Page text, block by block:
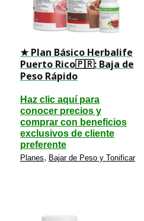
★ Plan Básico Herbalife
Puerto Rico🇵🇷: Baja de
Peso Rápido
Haz clic aquí para
conocer precios y
comprar con beneficios
exclusivos de cliente
preferente
Planes, Bajar de Peso y Tonificar